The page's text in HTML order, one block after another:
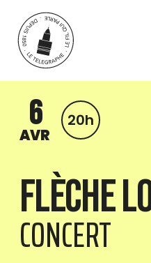
Aller au contenu principal
6
AVR
20h
Flèche
CONCERT